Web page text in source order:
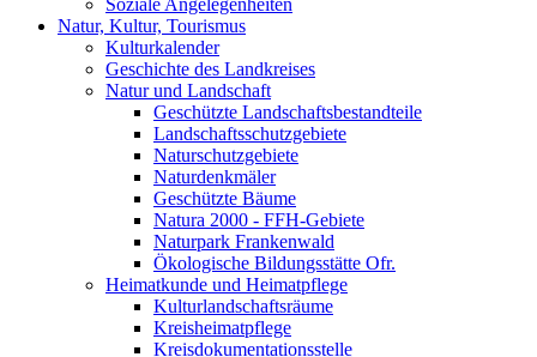
Soziale Angelegenheiten
Natur, Kultur, Tourismus
Kulturkalender
Geschichte des Landkreises
Natur und Landschaft
Geschützte Landschaftsbestandteile
Landschaftsschutzgebiete
Naturschutzgebiete
Naturdenkmäler
Geschützte Bäume
Natura 2000 - FFH-Gebiete
Naturpark Frankenwald
Ökologische Bildungsstätte Ofr.
Heimatkunde und Heimatpflege
Kulturlandschaftsräume
Kreisheimatpflege
Kreisdokumentationsstelle